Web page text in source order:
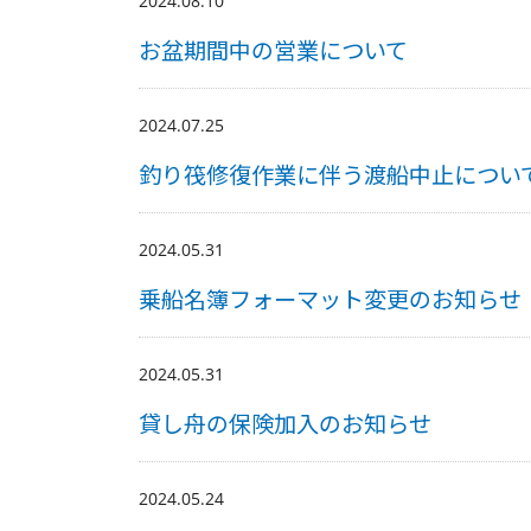
お盆期間中の営業について
2024.07.25
釣り筏修復作業に伴う渡船中止につい
2024.05.31
乗船名簿フォーマット変更のお知らせ
2024.05.31
貸し舟の保険加入のお知らせ
2024.05.24